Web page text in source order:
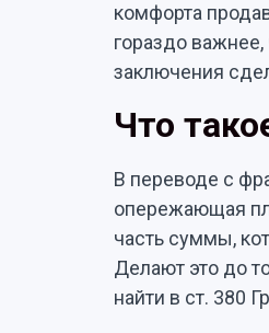
комфорта
гораздо
заключения
Что
В переводе с
опережающая
часть суммы,
Делают это до
найти в ст. 380